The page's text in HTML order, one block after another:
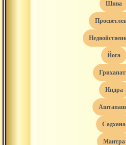
Шива
йога
индра
садхана
мантра